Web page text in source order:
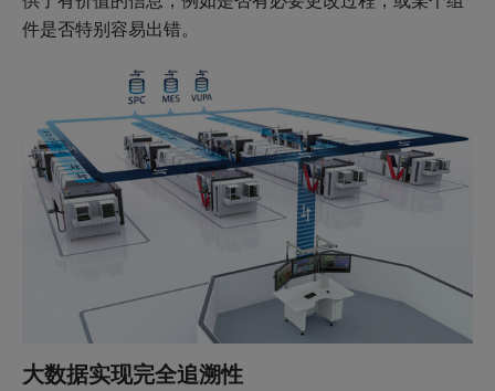
件是否特别容易出错。
大数据实现完全追溯性